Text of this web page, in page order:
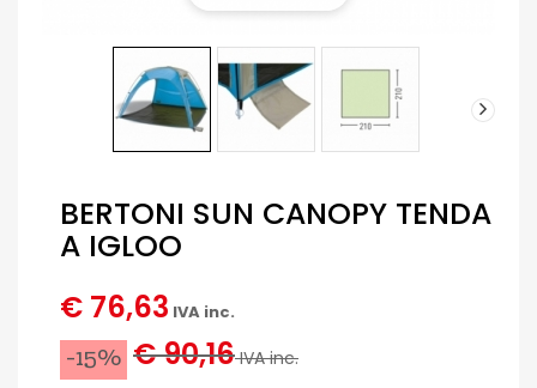
BERTONI SUN CANOPY TENDA
A IGLOO
€ 76,63 IVA inc.
-15% € 90,16IVA inc.